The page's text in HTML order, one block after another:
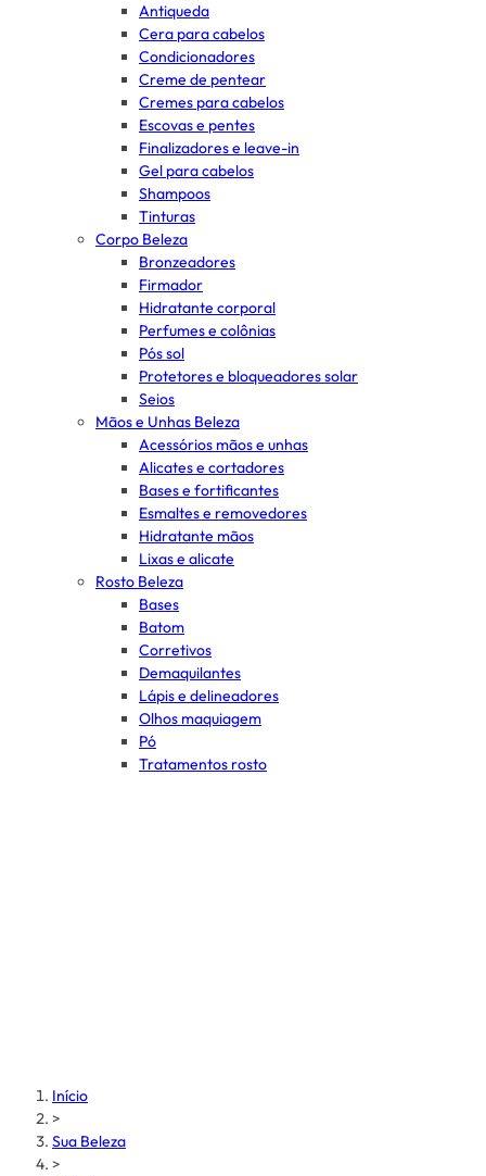
Antiqueda
Cera para cabelos
Condicionadores
Creme de pentear
Cremes para cabelos
Escovas e pentes
Finalizadores e leave-in
Gel para cabelos
Shampoos
Tinturas
Corpo Beleza
Bronzeadores
Firmador
Hidratante corporal
Perfumes e colônias
Pós sol
Protetores e bloqueadores solar
Seios
Mãos e Unhas Beleza
Acessórios mãos e unhas
Alicates e cortadores
Bases e fortificantes
Esmaltes e removedores
Hidratante mãos
Lixas e alicate
Rosto Beleza
Bases
Batom
Corretivos
Demaquilantes
Lápis e delineadores
Olhos maquiagem
Pó
Tratamentos rosto
Início
>
Sua Beleza
>